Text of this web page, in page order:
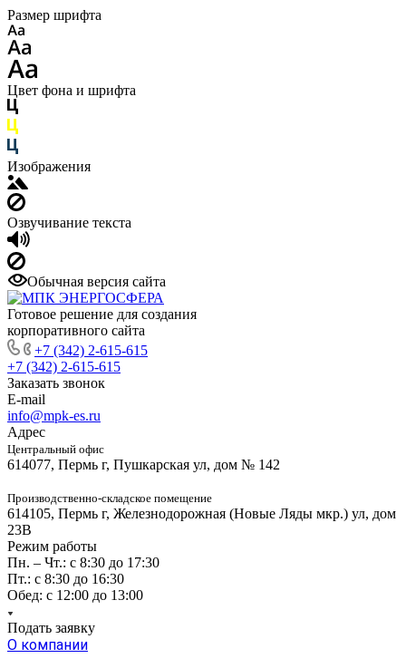
Размер шрифта
Цвет фона и шрифта
Изображения
Озвучивание текста
Обычная версия сайта
Готовое решение для создания
корпоративного сайта
+7 (342) 2-615-615
+7 (342) 2-615-615
Заказать звонок
E-mail
info@mpk-es.ru
Адрес
Центральный офис
614077, Пермь г, Пушкарская ул, дом № 142
Производственно-складское помещение
614105, Пермь г, Железнодорожная (Новые Ляды мкр.) ул, дом
23В
Режим работы
Пн. – Чт.: с 8:30 до 17:30
Пт.: с 8:30 до 16:30
Обед: с 12:00 до 13:00
Подать заявку
О компании